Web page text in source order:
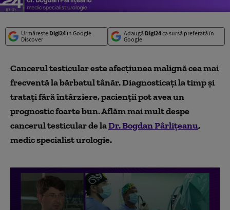
Urmărește Digi24în Google
Discover
Adaugă Digi24ca sursă preferată în
Google
Cancerul testicular este afecțiunea malignă cea mai
frecventă la bărbatul tânăr. Diagnosticați la timp și
tratați fără întârziere, pacienții pot avea un
prognostic foarte bun. Aflăm mai mult despe
cancerul testicular de laDr. Bogdan Pârlițeanu,
medic specialist urologie.